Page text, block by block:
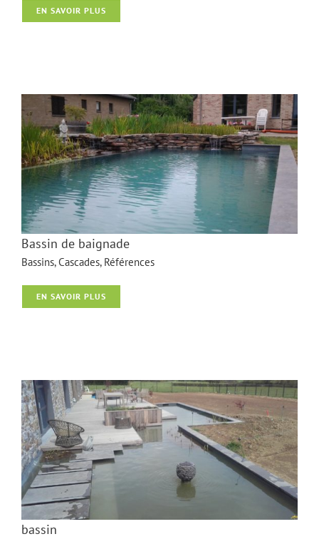
EN SAVOIR PLUS
Bassin de baignade
Bassins,Cascades, Références
EN SAVOIR PLUS
bassin